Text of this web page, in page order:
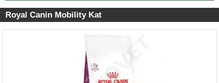
Royal Canin Mobility Kat